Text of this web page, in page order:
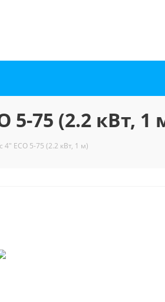
5-75 (2.2 кВт, 1
ECO 5-75 (2.2 кВт, 1 м)